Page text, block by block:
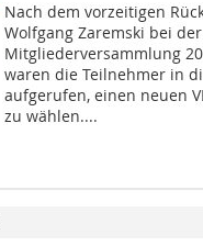
Nach dem vorzeitigen
Wolfgang Zaremski bei
Mitgliederversammlung
waren die Teilnehmer in
aufgerufen, einen neuen
zu wählen....